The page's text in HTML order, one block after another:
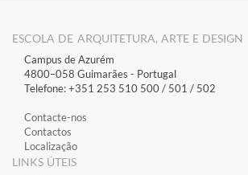
ESCOLA DE ARQUITETURA, ARTE E DESIGN
Campus de Azurém
4800–058 Guimarães​ - Portugal
Telefone: +351 253 510 500 / 501 / 502
Contacte-nos
Contactos
Localização
LINKS ÚTEIS